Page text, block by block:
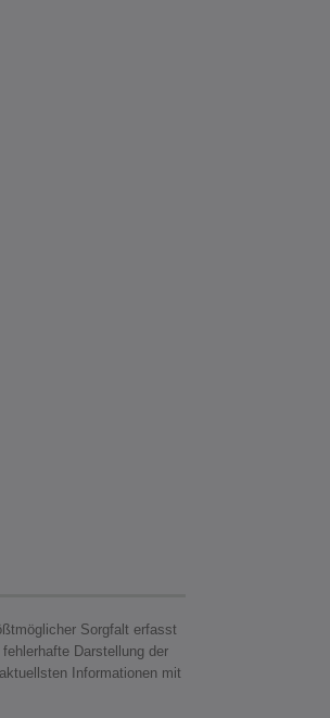
Sorgfalt erfasst
Darstellung der
Informationen mit